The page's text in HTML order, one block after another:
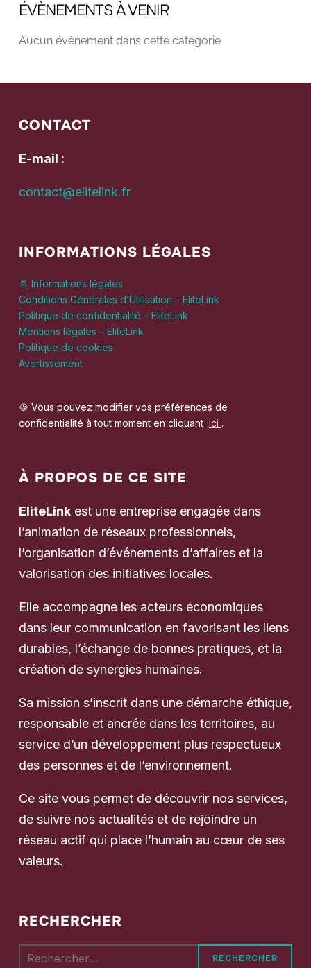
ÉVÈNEMENTS À VENIR
Aucun évènement dans cette catégorie
CONTACT
E-mail :
contact@elitelink.fr
INFORMATIONS LÉGALES
📄 Informations légales
Conditions Générales d’Utilisation – EliteLink
Politique de confidentialité – EliteLink
Mentions légales – EliteLink
Politique de cookies
Avertissement
🍪 Vous pouvez modifier vos préférences de
confidentialité à tout moment en cliquant ici .
À PROPOS DE CE SITE
EliteLinkest une entreprise engagée dans
l’animation de réseaux professionnels,
l’organisation d’événements d’affaires et la
valorisation des initiatives locales.
Elle accompagne les acteurs économiques
dans leur communication en favorisant les liens
durables, l’échange de bonnes pratiques, et la
création de synergies humaines.
Sa mission s’inscrit dans une démarche éthique,
responsable et ancrée dans les territoires, au
service d’un développement plus respectueux
des personnes et de l’environnement.
Ce site vous permet de découvrir nos services,
de suivre nos actualités et de rejoindre un
réseau actif qui place l’humain au cœur de ses
valeurs.
RECHERCHER
Rechercher :